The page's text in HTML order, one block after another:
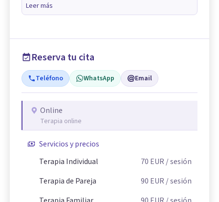
Leer más
Reserva tu cita
Teléfono WhatsApp Email
Online
Terapia online
Servicios y precios
Terapia Individual
70 EUR / sesión
Terapia de Pareja
90 EUR / sesión